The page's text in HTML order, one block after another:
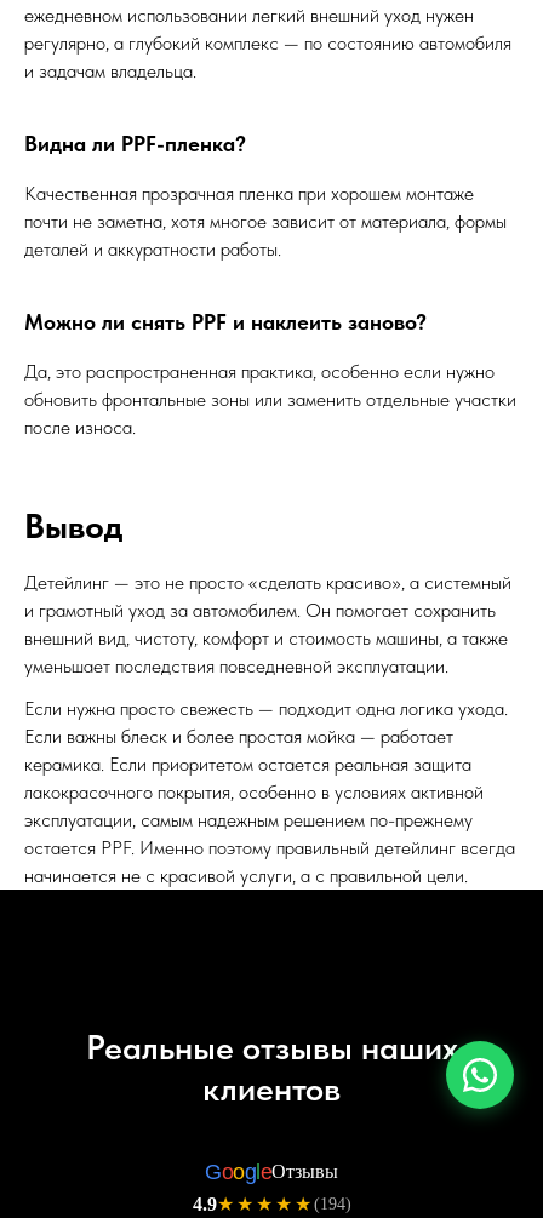
ежедневном использовании легкий внешний уход нужен
регулярно, а глубокий комплекс — по состоянию автомобиля
и задачам владельца.
Видна ли PPF-пленка?
Качественная прозрачная пленка при хорошем монтаже
почти не заметна, хотя многое зависит от материала, формы
деталей и аккуратности работы.
Можно ли снять PPF и наклеить заново?
Да, это распространенная практика, особенно если нужно
обновить фронтальные зоны или заменить отдельные участки
после износа.
Вывод
Детейлинг — это не просто «сделать красиво», а системный
и грамотный уход за автомобилем. Он помогает сохранить
внешний вид, чистоту, комфорт и стоимость машины, а также
уменьшает последствия повседневной эксплуатации.
Если нужна просто свежесть — подходит одна логика ухода.
Если важны блеск и более простая мойка — работает
керамика. Если приоритетом остается реальная защита
лакокрасочного покрытия, особенно в условиях активной
эксплуатации, самым надежным решением по-прежнему
остается PPF. Именно поэтому правильный детейлинг всегда
начинается не с красивой услуги, а с правильной цели.
Реальные отзывы наших
клиентов
Goog eОтзывы
4.9★★★★★ (194)